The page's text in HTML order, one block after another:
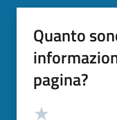
Quanto
pagina?
Valutazione